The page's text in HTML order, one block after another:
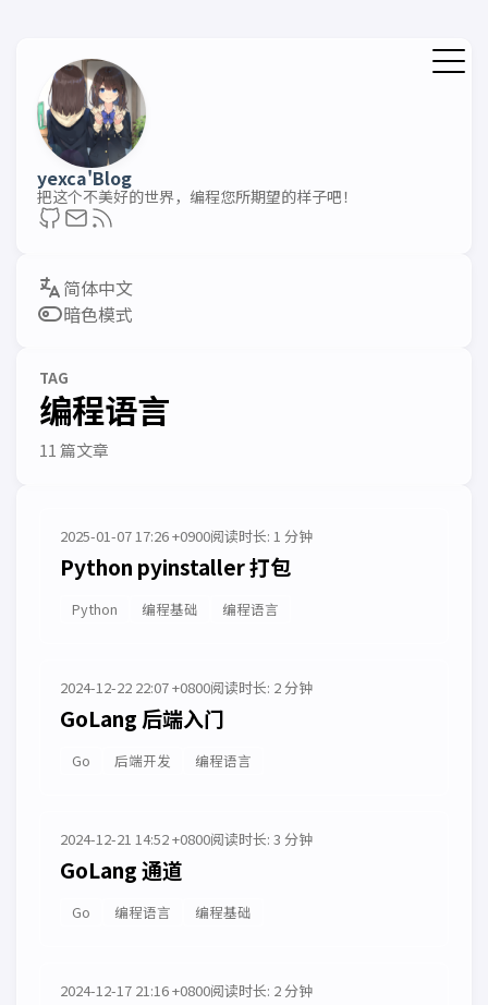
yexca'Blog
把这个不美好的世界，编程您所期望的样子吧！
暗色模式
TAG
编程语言
11 篇文章
2025-01-07 17:26 +0900阅读时长: 1 分钟
Python pyinstaller 打包
Python 编程基础 编程语言
2024-12-22 22:07 +0800阅读时长: 2 分钟
GoLang 后端入门
Go 后端开发 编程语言
2024-12-21 14:52 +0800阅读时长: 3 分钟
GoLang 通道
Go 编程语言 编程基础
2024-12-17 21:16 +0800阅读时长: 2 分钟